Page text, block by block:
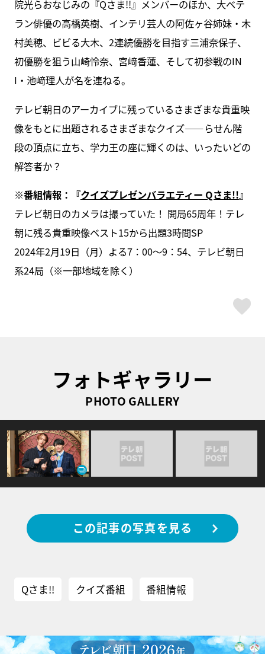
院光らおなじみの『Qさま!!』メンバーのほか、大ベテ
ラン俳優の高橋英樹、インテリ芸人の阿佐ヶ谷姉妹・木
村美穂、ビビる大木、2連続優勝を目指す三浦奈保子、
初優勝を狙う山崎怜奈、宮﨑香蓮、そして初参戦のIN
I・池﨑理人が名を連ねる。
テレビ朝日のアーカイブに残っているさまざまな貴重映
像をもとに出題されるさまざまなクイズ――らせん階
段の頂点に立ち、学力王の座に輝くのは、いったいどの
解答者か？
※番組情報：『クイズプレゼンバラエティー Qさま!!』
テレビ朝日のカメラは撮っていた！ 開局65周年！テレ
朝に残る貴重映像ベスト15から出題3時間SP
2024年2月19日（月）よる7：00～9：54、テレビ朝日
系24局（※一部地域を除く）
フォトギャラリー
PHOTO GALLERY
この記事の写真を見る
Qさま!! クイズ番組 番組情報